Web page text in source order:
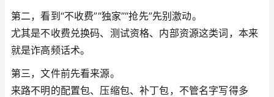
第二，看到“不收费”“独家”“抢先”先别激动。
尤其是不收费兑换码、测试资格、内部资源这类词，本来
就是诈高频话术。
第三，文件前先看来源。
来路不明的配置包、压缩包、补丁包，不管名字写得多